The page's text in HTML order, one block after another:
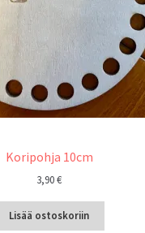
Koripohja 10cm
3,90€
Lisää ostoskoriin